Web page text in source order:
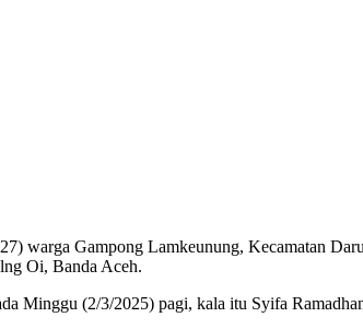
warga Gampong Lamkeunung, Kecamatan
Oi, Banda Aceh.
Minggu (2/3/2025) pagi, kala itu Syifa